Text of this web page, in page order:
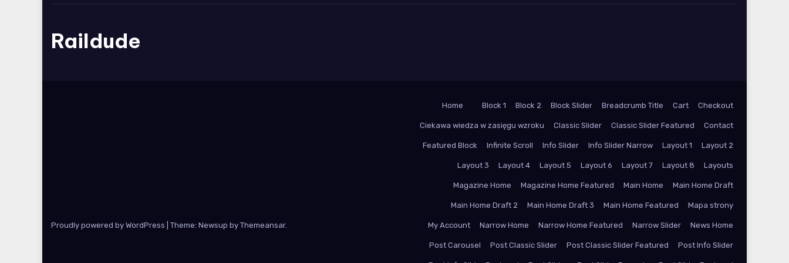
Raildude
Proudly powered by WordPress Theme: Newsup by Themeansar.
Home Block 1 Block 2 Block Slider Breadcrumb Title Cart Checkout
Ciekawa wiedza w zasięgu wzroku Classic Slider Classic Slider Featured Contact
Featured Block Infinite Scroll Info Slider Info Slider Narrow Layout 1 Layout 2
Layout 3 Layout 4 Layout 5 Layout 6 Layout 7 Layout 8 Layouts
Magazine Home Magazine Home Featured Main Home Main Home Draft
Main Home Draft 2 Main Home Draft 3 Main Home Featured Mapa strony
My Account Narrow Home Narrow Home Featured Narrow Slider News Home
Post Carousel Post Classic Slider Post Classic Slider Featured Post Info Slider